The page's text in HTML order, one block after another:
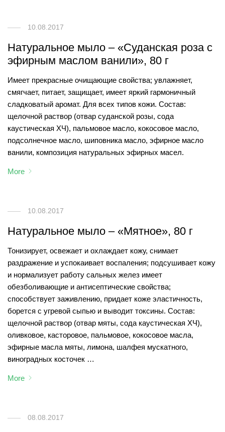
10.08.2017
Натуральное мыло – «Суданская роза с
эфирным маслом ванили», 80 г
Имеет прекрасные очищающие свойства; увлажняет,
смягчает, питает, защищает, имеет яркий гармоничный
сладковатый аромат. Для всех типов кожи. Состав:
щелочной раствор (отвар суданской розы, сода
каустическая ХЧ), пальмовое масло, кокосовое масло,
подсолнечное масло, шиповника масло, эфирное масло
ванили, композиция натуральных эфирных масел.
More
10.08.2017
Натуральное мыло – «Мятное», 80 г
Тонизирует, освежает и охлаждает кожу, снимает
раздражение и успокаивает воспаления; подсушивает кожу
и нормализует работу сальных желез имеет
обезболивающие и антисептические свойства;
способствует заживлению, придает коже эластичность,
борется с угревой сыпью и выводит токсины. Состав:
щелочной раствор (отвар мяты, сода каустическая ХЧ),
оливковое, касторовое, пальмовое, кокосовое масла,
эфирные масла мяты, лимона, шалфея мускатного,
виноградных косточек …
More
08.08.2017